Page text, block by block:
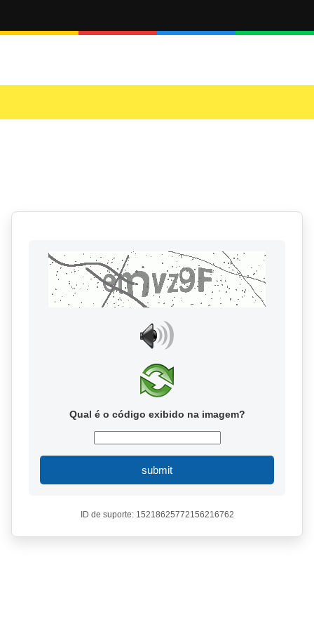
Qual é o código exibido na imagem?
submit
ID de suporte: 15218625772156216762